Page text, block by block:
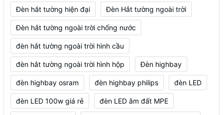
Đèn hắt tường hiện đại Đèn Hắt tường ngoài trời
Đèn hắt tường ngoài trời chống nước
đèn hắt tường ngoài trời hình cầu
đèn hắt tường ngoài trời hình hộp Đèn highbay
đèn highbay osram đèn highbay philips đèn LED
đèn LED 100w giá rẻ đèn LED âm đất MPE